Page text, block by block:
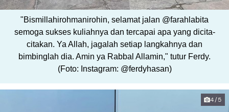
"Bismillahirohmanirohin, selamat jalan @farahlabita
semoga sukses kuliahnya dan tercapai apa yang dicita-
citakan. Ya Allah, jagalah setiap langkahnya dan
bimbinglah dia. Amin ya Rabbal Allamin," tutur Ferdy.
(Foto: Instagram: @ferdyhasan)
4/5